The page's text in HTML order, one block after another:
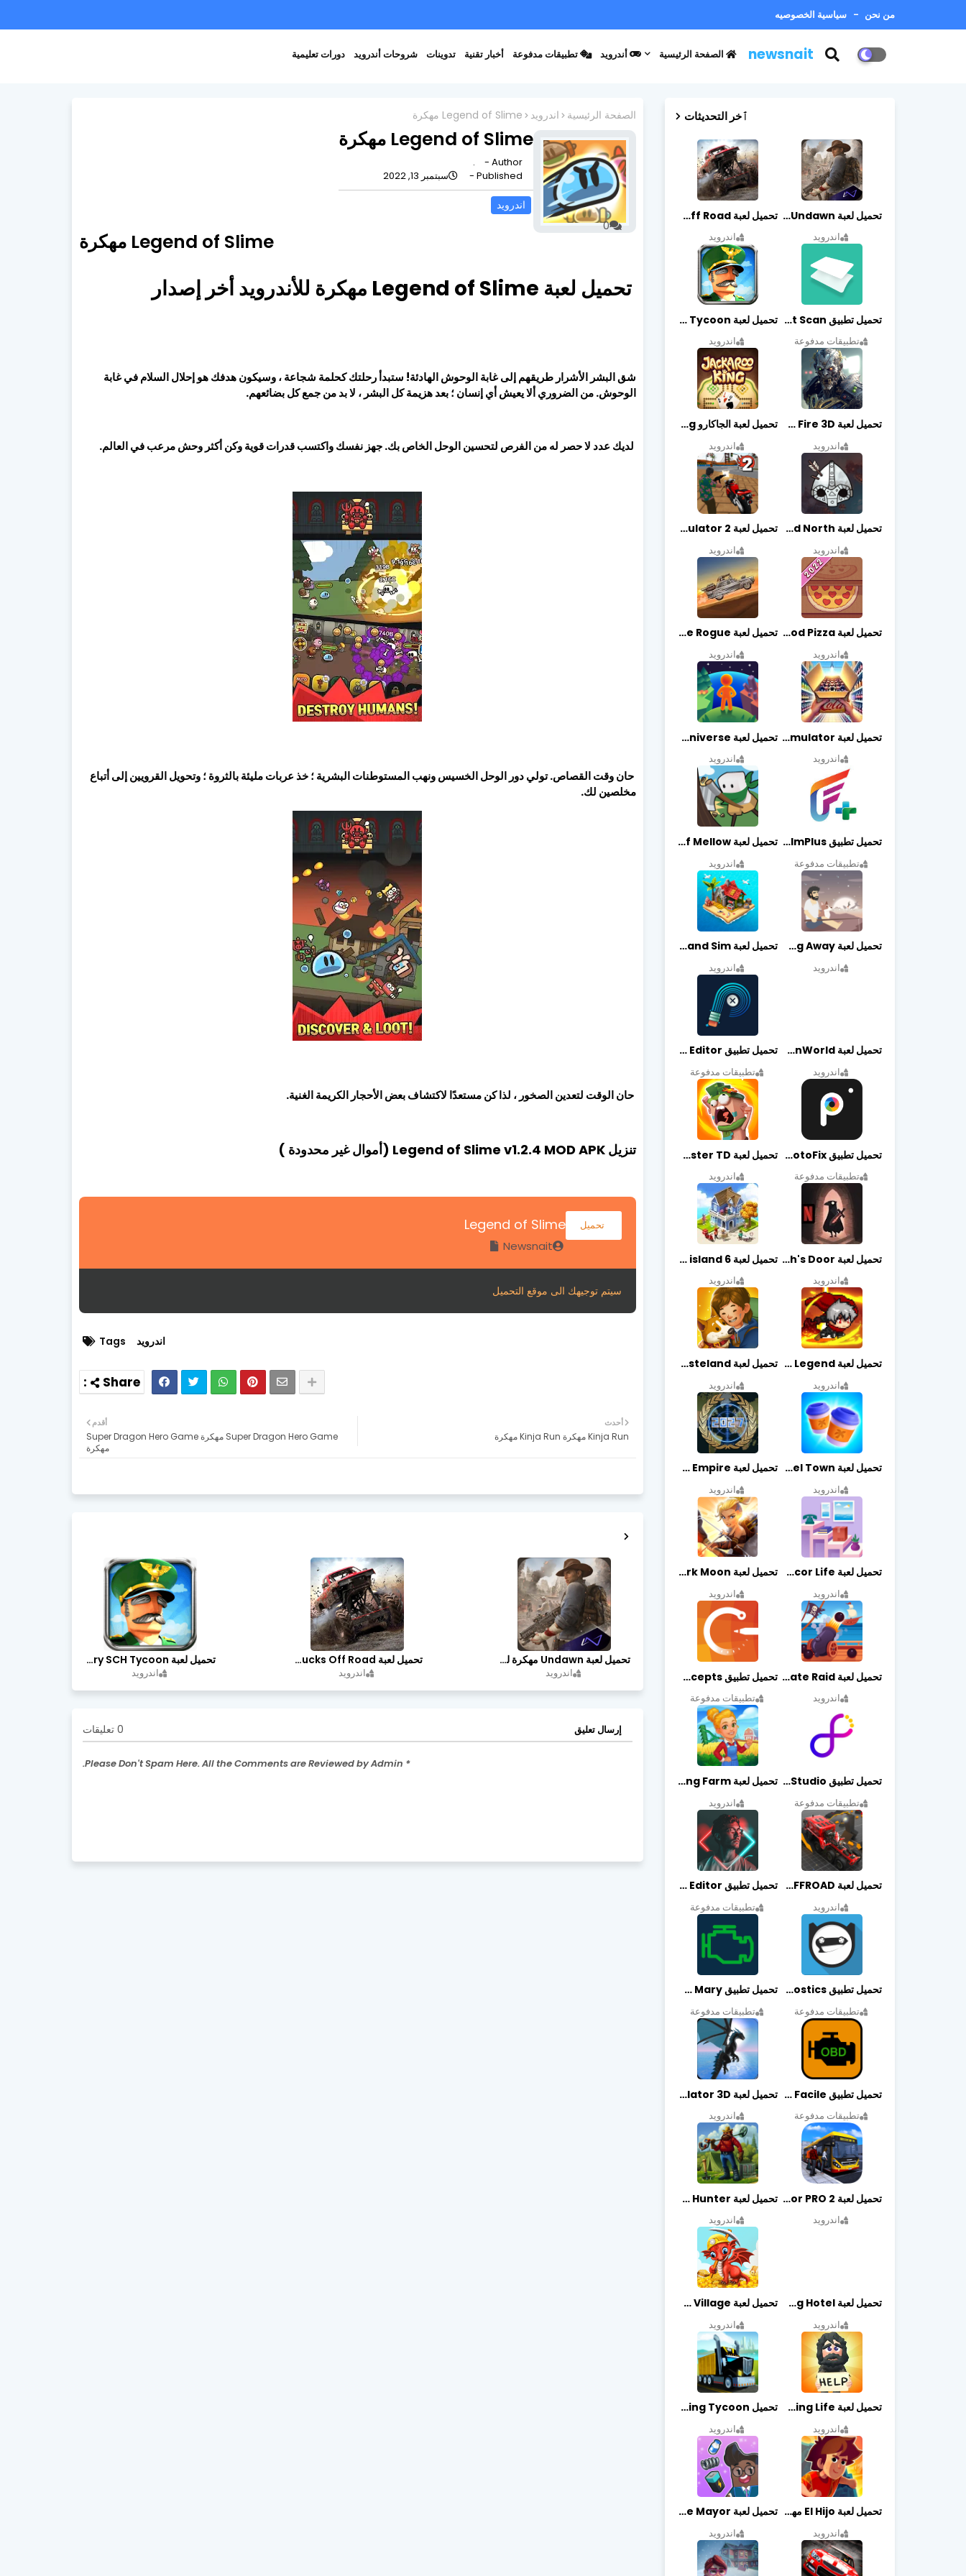
من نحن سياسية الخصوصيه
newsnait دورات تعليمية شروحات أندرويد تدوينات أخبار تقنية تطبيقات مدفوعة أندرويد الصفحة الرئيسية
الصفحة الرئيسية اندرويد Legend of Slime مهكرة
Legend of Slime مهكرة
Author -
.
Published -
سبتمبر 13, 2022
اندرويد
0
Legend of Slime مهكرة
تحميل لعبة Legend of Slime مهكرة للأندرويد أخر إصدار
شق البشر الأشرار طريقهم إلى غابة الوحوش الهادئة! ستبدأ رحلتك كحلمة شجاعة ، وسيكون هدفك هو إحلال السلام في غابة
الوحوش. من الضروري ألا يعيش أي إنسان ؛ بعد هزيمة كل البشر ، لا بد من جمع كل بضائعهم.
لديك عدد لا حصر له من الفرص لتحسين الوحل الخاص بك. جهز نفسك واكتسب قدرات قوية وكن أكثر وحش مرعب في العالم.
حان وقت القصاص. تولي دور الوحل الخسيس ونهب المستوطنات البشرية ؛ خذ عربات مليئة بالثروة ؛ وتحويل القرويين إلى أتباع
مخلصين لك.
حان الوقت لتعدين الصخور ، لذا كن مستعدًا لاكتشاف بعض الأحجار الكريمة الغنية.
تنزيل Legend of Slime v1.2.4 MOD APK (أموال غير محدودة )
Legend of Slime تحميل
Newsnait
سيتم توجيهك الى موقع التحميل
Tags اندرويد
أحدث
Kinja Run مهكرة Kinja Run مهكرة
أقدم
Super Dragon Hero Game مهكرة Super Dragon Hero Game
مهكرة
تحميل لعبة Undawn مهكرة للأندرويد أخر إصدار | تحميل مباشر + موارد غير محدودة
اندرويد
تحميل لعبة Trucks Off Road مهكرة اخر اصدار
اندرويد
تحميل لعبة Idle Military SCH Tycoon مهكرة آخر إصدار
اندرويد
إرسال تعليق 0 تعليقات
* Please Don't Spam Here. All the Comments are Reviewed by Admin.
ٱخر التحديثات
تحميل لعبة Undawn مهكرة للأندرويد أخر إصدار | تحميل مباشر + موارد غير محدودة
اندرويد
تحميل لعبة Trucks Off Road مهكرة اخر اصدار
اندرويد
تحميل تطبيق vFlat Scan مهكر آخر إصدار
تطبيقات مدفوعة
تحميل لعبة Idle Military SCH Tycoon مهكرة آخر إصدار
اندرويد
تحميل لعبة Zombie Fire 3D مهكرة آخر إصدار
اندرويد
تحميل لعبة الجاكارو jackaroo king آخر إصدار
اندرويد
تحميل لعبة Bad North مهكرة آخر إصدار
اندرويد
تحميل لعبة Vegas crime simulator 2 مهكرة اخر اصدار
اندرويد
تحميل لعبة Good Pizza مهكرة اخر اصدار
اندرويد
تحميل لعبة Earn to Die Rogue مهكرة اخر اصدار
اندرويد
تحميل لعبة Retail Store Simulator مهكرة اخر اصدار
اندرويد
تحميل لعبة My Little Universe مهكرة أخر إصدار
اندرويد
تحميل تطبيق FilmPlus أخر إصدار
تطبيقات مدفوعة
تحميل لعبة Life of Mellow مهكرة أخر إصدار
اندرويد
تحميل لعبة Casting Away مهكرة أخر إصدار
اندرويد
تحميل لعبة Fantasy Island Sim مهكرة أخر إصدار
اندرويد
تحميل لعبة Gangstar New Orleans OpenWorld مهكرة أخر إصدار
اندرويد
تحميل تطبيق Retouch Remove Objects Editor مهكرة اخر إصدار
تطبيقات مدفوعة
تحميل تطبيق PhotoFix مهكر آخر إصدار
تطبيقات مدفوعة
تحميل لعبة Candy Disaster TD مهكرة اخر إصدار
اندرويد
تحميل لعبة Death's Door مهكرة أخر إصدار
اندرويد
تحميل لعبة city island 6 مهكرة أخر إصدار
اندرويد
تحميل لعبة Slayer Legend مهكرة أخر إصدار
اندرويد
تحميل لعبة Merge Survival : Wasteland مهكرة أخر إصدار
اندرويد
تحميل لعبة Travel Town مهكرة أخر إصدار
اندرويد
تحميل لعبة World Empire مهكرة أخر إصدار
اندرويد
تحميل لعبة Decor Life مهكرة أخر إصدار
اندرويد
تحميل لعبة Lionheart: Dark Moon مهكرة أخر إصدار
اندرويد
تحميل لعبة Pirate Raid مهكرة أخر إصدار
اندرويد
تحميل تطبيق Concepts مهكر أخر إصدار
تطبيقات مدفوعة
تحميل تطبيق Graphic Studio مهكر أخر إصدار
تطبيقات مدفوعة
تحميل لعبة Cooking Farm مهكرة أخر إصدار
اندرويد
تحميل لعبة PROJECT:OFFROAD مهكرة أخر إصدار
اندرويد
تحميل تطبيق NeonArt Photo Editor مهكر أخر إصدار
تطبيقات مدفوعة
تحميل تطبيق OBDeleven Car Diagnostics مهكر أخر إصدار
تطبيقات مدفوعة
تحميل تطبيق Obd Mary مهكر أخر إصدار
تطبيقات مدفوعة
تحميل تطبيق EOBD Facile مهكر أخر إصدار
تطبيقات مدفوعة
تحميل لعبة Dragon Simulator 3D مهكرة أخر إصدار
اندرويد
تحميل لعبة Bus Simulator PRO 2 مهكرة أخر إصدار
اندرويد
تحميل لعبة Treasure Hunter مهكرة أخر إصدار
اندرويد
تحميل لعبة Dog Hotel مهكرة أخر إصدار
اندرويد
تحميل لعبة Dragon Village مهكرة أخر إصدار
اندرويد
تحميل لعبة Begging Life مهكرة أخر إصدار
اندرويد
تحميل Transit King Tycoon مهكرة أخر إصدار
اندرويد
تحميل لعبة El Hijo مهكرة أخر إصدار
اندرويد
تحميل لعبة Merge Mayor مهكرة أخر إصدار
اندرويد